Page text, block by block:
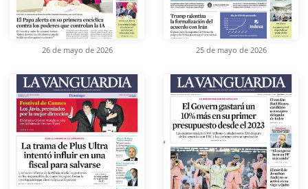
26 de mayo de 2026 25 de mayo de 2026